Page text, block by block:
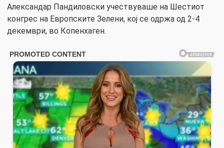
Александар Пандиловски учествуваше на Шестиот
конгрес на Европските Зелени, кој се одржа од 2-4
декември, во Копенхаген.